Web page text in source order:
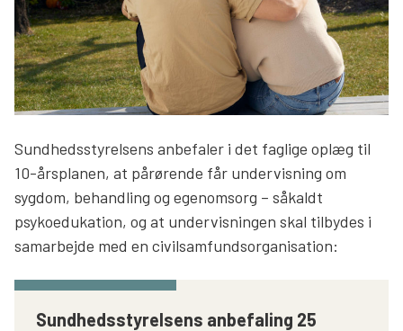
Sundhedsstyrelsens anbefaler i det faglige oplæg til
10-årsplanen, at pårørende får undervisning om
sygdom, behandling og egenomsorg – såkaldt
psykoedukation, og at undervisningen skal tilbydes i
samarbejde med en civilsamfundsorganisation:
Sundhedsstyrelsens anbefaling 25